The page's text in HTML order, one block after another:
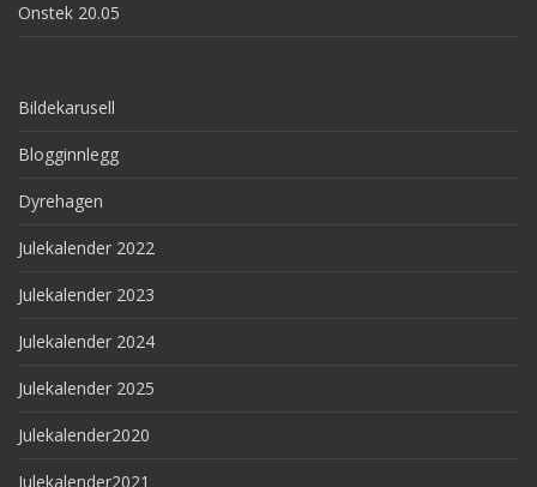
Onstek 20.05
Bildekarusell
Blogginnlegg
Dyrehagen
Julekalender 2022
Julekalender 2023
Julekalender 2024
Julekalender 2025
Julekalender2020
Julekalender2021